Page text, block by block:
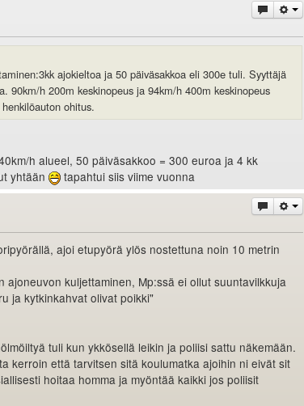
ajokieltoa ja 50 päiväsakkoa eli 300e tuli. Syyttäjä
90km/h 200m keskinopeus ja 94km/h 400m keskinopeus
ohitus.
h alueel, 50 päiväsakkoo = 300 euroa ja 4 kk
yhtään
tapahtui siis viime vuonna
ajoi etupyörä ylös nostettuna noin 10 metrin
ajoneuvon kuljettaminen, Mp:ssä ei ollut suuntavilkkuja
ja kytkinkahvat olivat poikki"
tuli kun ykkösellä leikin ja poliisi sattu näkemään.
kerroin että tarvitsen sitä koulumatka ajoihin ni eivät sit
hoitaa homma ja myöntää kaikki jos poliisit